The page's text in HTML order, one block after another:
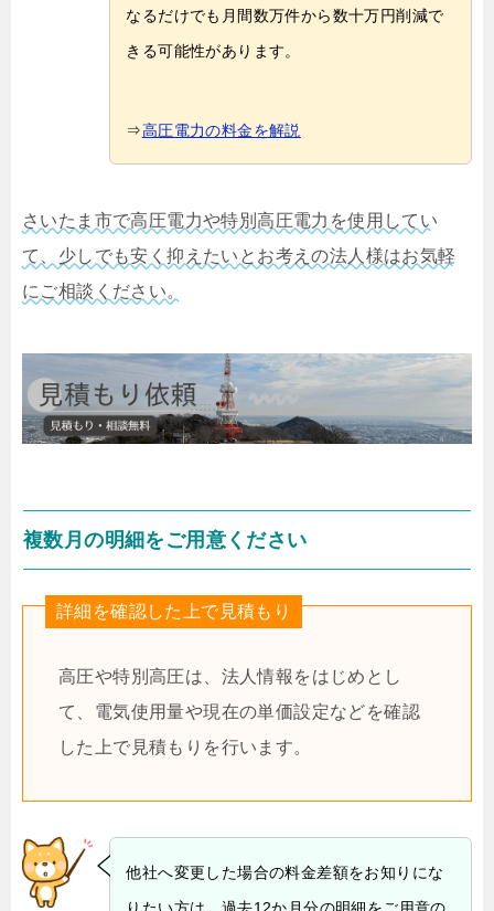
なるだけでも月間数万件から数十万円削減で
きる可能性があります。
⇒高圧電力の料金を解説
さいたま市で高圧電力や特別高圧電力を使用してい
て、少しでも安く抑えたいとお考えの法人様はお気軽
にご相談ください。
複数月の明細をご用意ください
詳細を確認した上で見積もり
高圧や特別高圧は、法人情報をはじめとし
て、電気使用量や現在の単価設定などを確認
した上で見積もりを行います。
他社へ変更した場合の料金差額をお知りにな
りたい方は、過去12か月分の明細をご用意の